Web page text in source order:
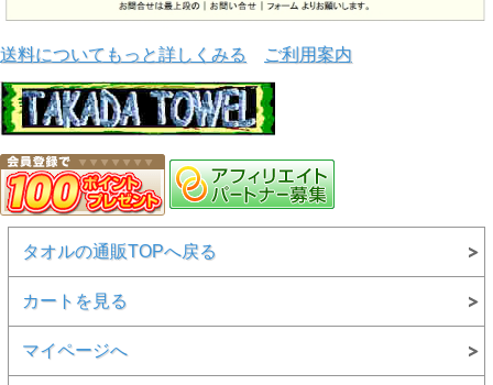
送料についてもっと詳しくみる ご利用案内
タオルの通販TOPへ戻る
カートを見る
マイページへ